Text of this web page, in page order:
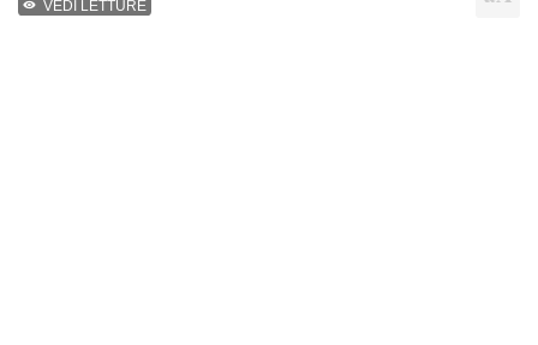
VEDI LETTURE